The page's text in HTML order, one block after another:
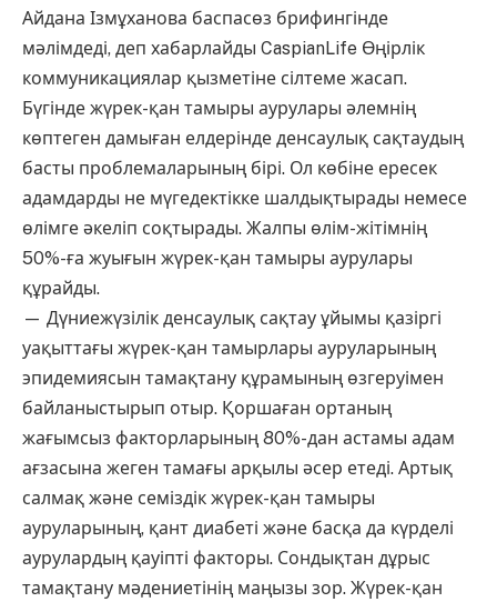
Айдана Ізмұханова баспасөз брифингінде
мәлімдеді, деп хабарлайды CaspianLife Өңірлік
коммуникациялар қызметіне сілтеме жасап.
Бүгінде жүрек-қан тамыры аурулары әлемнің
көптеген дамыған елдерінде денсаулық сақтаудың
басты проблемаларының бірі. Ол көбіне ересек
адамдарды не мүгедектікке шалдықтырады немесе
өлімге әкеліп соқтырады. Жалпы өлім-жітімнің
50%-ға жуығын жүрек-қан тамыры аурулары
құрайды.
— Дүниежүзілік денсаулық сақтау ұйымы қазіргі
уақыттағы жүрек-қан тамырлары ауруларының
эпидемиясын тамақтану құрамының өзгеруімен
байланыстырып отыр. Қоршаған ортаның
жағымсыз факторларының 80%-дан астамы адам
ағзасына жеген тамағы арқылы әсер етеді. Артық
салмақ және семіздік жүрек-қан тамыры
ауруларының, қант диабеті және басқа да күрделі
аурулардың қауіпті факторы. Сондықтан дұрыс
тамақтану мәдениетінің маңызы зор. Жүрек-қан